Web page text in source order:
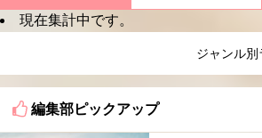
現在集計中です。
ジャンル別
編集部ピックアップ